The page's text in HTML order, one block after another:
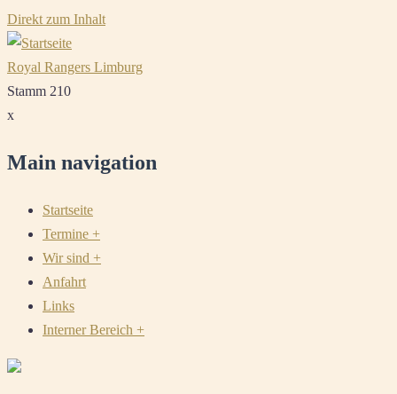
Direkt zum Inhalt
Royal Rangers Limburg
Stamm 210
x
Main navigation
Startseite
Termine +
Wir sind +
Anfahrt
Links
Interner Bereich +